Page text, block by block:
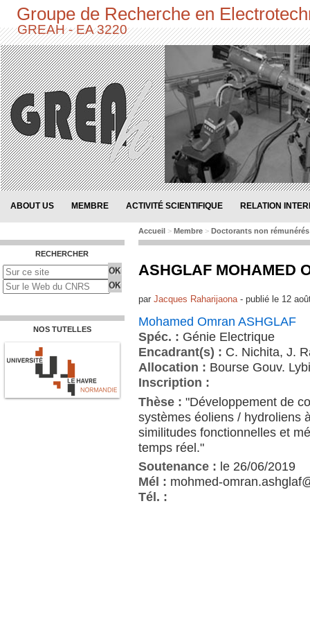
Groupe de Recherche en
GREAH - EA 3220
ABOUT US MEMBRE ACTIVITÉ SCIENTIFIQUE RELATION
RECHERCHER
NOS TUTELLES
Accueil > Membre > Doctorants non rémunérés
ASHGLAF MOHAMED
par Jacques Raharijaona- publié le 12
Mohamed Omran ASHGLAF
Spéc. : Génie Electrique
Encadrant(s) : C. Nichita, J.
Allocation : Bourse Gouv.
Inscription :
Thèse : "Développement de
systèmes éoliens / hydroliens
similitudes fonctionnelles et
temps réel."
Soutenance : le 26/06/2019
Mél : mohmed-
Tél. :